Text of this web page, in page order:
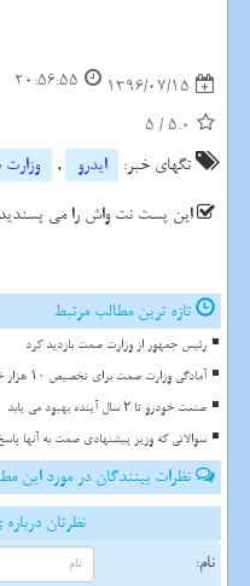
1396/07/15
20:56:55
5.0
/
5
تگهای خبر:
ایدرو ,
این پست نت واش را می
تازه ترین مطالب مرتبط
رئیس جمهور از وزارت صمت بازدید کرد
آمادگی وزارت صمت برای تخصیص ۱۰ هزار خودرو به جانبازان
صنعت خودرو تا ۲ سال آینده بهبود می یابد
سوالاتی که وزیر پیشنهادی صمت به آنها
نظرات بینندگان در مورد این
نظرتان
نام: